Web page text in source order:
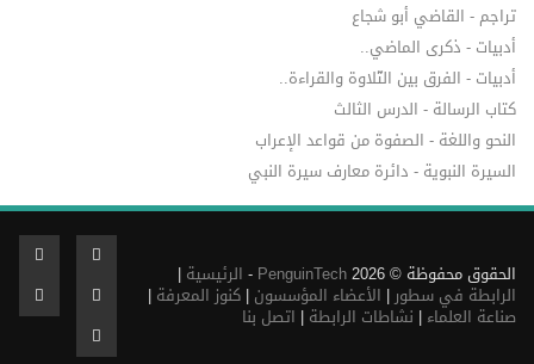
تراجم - القاضي أبو شجاع
أدبيات - ذكرى الماضي..
أدبيات - الفرق بين التّلاوة والقراءة..
كتاب الرسالة - الدرس الثالث
النحو واللغة - الصفوة من قواعد الإعراب
السيرة النبوية - دائرة معارف سيرة النبي
الحقوق محفوظة © 2026 PenguinTech
- الرئيسية |
الرابطة في سطور| الأعضاء المؤسسون | كنوز المعرفة |
صناعة العلماء | نشاطات الرابطة | اتصل بنا